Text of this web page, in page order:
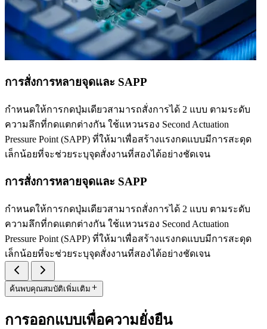
การสั่งการหลายจุดและ SAPP
กำหนดให้การกดปุ่มเดียวสามารถสั่งการได้ 2 แบบ ตามระดับ
ความลึกที่กดแตกต่างกัน ใช้แหวนรอง Second Actuation
Pressure Point (SAPP) ที่ให้มาเพื่อสร้างแรงกดแบบมีการสะดุด
เล็กน้อยที่จะช่วยระบุจุดสั่งงานที่สองได้อย่างชัดเจน
การสั่งการหลายจุดและ SAPP
กำหนดให้การกดปุ่มเดียวสามารถสั่งการได้ 2 แบบ ตามระดับ
ความลึกที่กดแตกต่างกัน ใช้แหวนรอง Second Actuation
Pressure Point (SAPP) ที่ให้มาเพื่อสร้างแรงกดแบบมีการสะดุด
เล็กน้อยที่จะช่วยระบุจุดสั่งงานที่สองได้อย่างชัดเจน
ค้นพบคุณสมบัติเพิ่มเติม
การออกแบบเพื่อความยั่งยืน